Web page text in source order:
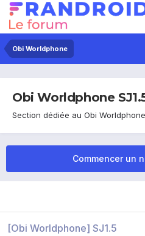
Obi Worldphone
Obi Worldphone
Section dédiée au Obi Worldphone
Commencer un
[Obi Worldphone] SJ1.5